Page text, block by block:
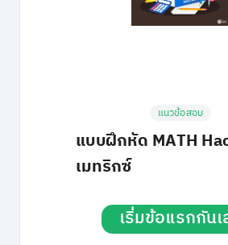
แนวข้อสอบ
แบบฝึกหัด MATH
เมทริกซ์
เริ่มข้อแรกกัน